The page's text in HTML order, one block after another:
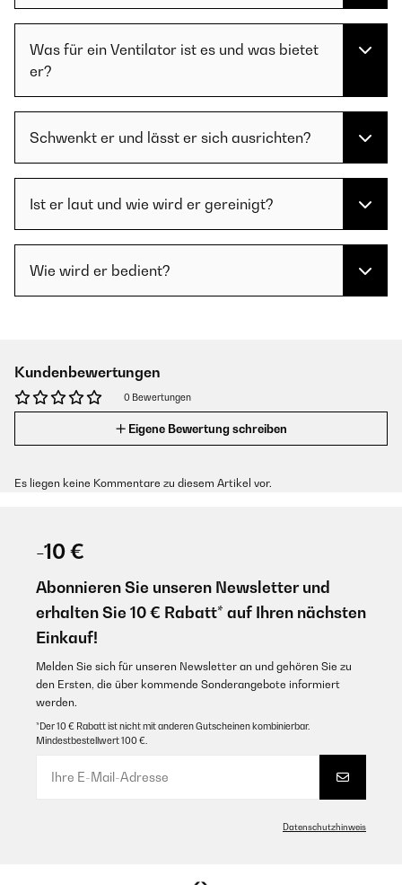
Was für ein Ventilator ist es und was bietet
er?
Schwenkt er und lässt er sich ausrichten?
Ist er laut und wie wird er gereinigt?
Wie wird er bedient?
Kundenbewertungen
0 Bewertungen
Eigene Bewertung schreiben
Es liegen keine Kommentare zu diesem Artikel vor.
-10 €
Abonnieren Sie unseren Newsletter und
erhalten Sie 10 € Rabatt* auf Ihren nächsten
Einkauf!
Melden Sie sich für unseren Newsletter an und gehören Sie zu
den Ersten, die über kommende Sonderangebote informiert
werden.
*Der 10 € Rabatt ist nicht mit anderen Gutscheinen kombinierbar.
Mindestbestellwert 100 €.
Datenschutzhinweis